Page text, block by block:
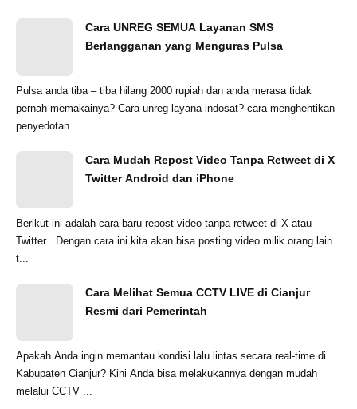
Cara UNREG SEMUA Layanan SMS
Berlangganan yang Menguras Pulsa
Pulsa anda tiba – tiba hilang 2000 rupiah dan anda merasa tidak
pernah memakainya? Cara unreg layana indosat? cara menghentikan
penyedotan ...
Cara Mudah Repost Video Tanpa Retweet di X
Twitter Android dan iPhone
Berikut ini adalah cara baru repost video tanpa retweet di X atau
Twitter . Dengan cara ini kita akan bisa posting video milik orang lain
t...
Cara Melihat Semua CCTV LIVE di Cianjur
Resmi dari Pemerintah
Apakah Anda ingin memantau kondisi lalu lintas secara real-time di
Kabupaten Cianjur? Kini Anda bisa melakukannya dengan mudah
melalui CCTV ...